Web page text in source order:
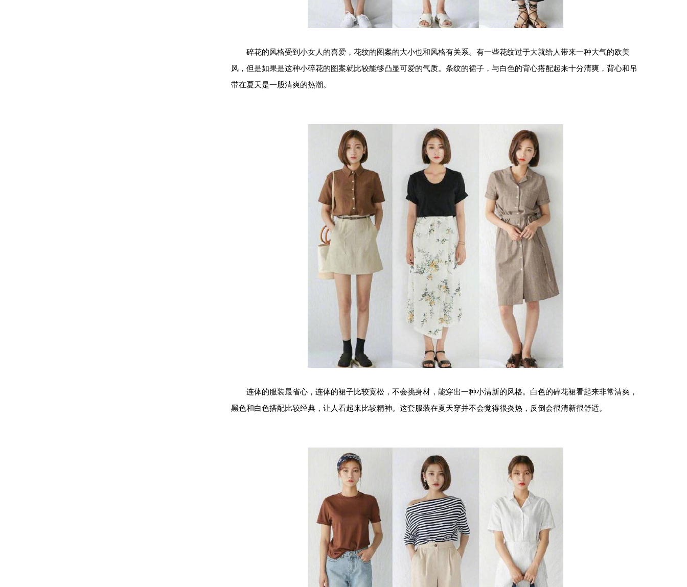
碎花的风格受到小女人的喜爱，花纹的图案的大小也和风格有关系。有一些花纹过于大就给人带来一种大气的欧美
风，但是如果是这种小碎花的图案就比较能够凸显可爱的气质。条纹的裙子，与白色的背心搭配起来十分清爽，背心和吊
带在夏天是一股清爽的热潮。
连体的服装最省心，连体的裙子比较宽松，不会挑身材，能穿出一种小清新的风格。白色的碎花裙看起来非常清爽，
黑色和白色搭配比较经典，让人看起来比较精神。这套服装在夏天穿并不会觉得很炎热，反倒会很清新很舒适。